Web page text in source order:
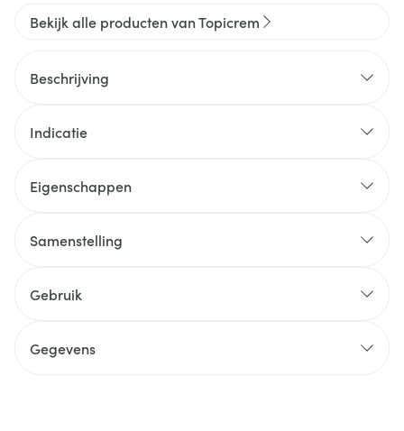
Bekijk alle producten van Topicrem
Beschrijving
Indicatie
Eigenschappen
Samenstelling
Gebruik
Gegevens